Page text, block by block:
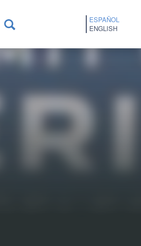
ESPAÑOL
ENGLISH